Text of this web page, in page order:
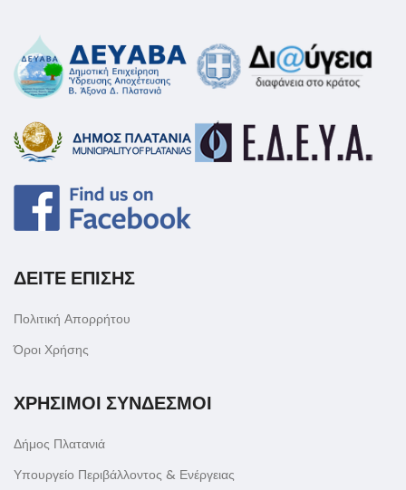
ΔΕΙΤΕ ΕΠΙΣΗΣ
Πολιτική Απορρήτου
Όροι Χρήσης
ΧΡΗΣΙΜΟΙ ΣΥΝΔΕΣΜΟΙ
Δήμος Πλατανιά
Υπουργείο Περιβάλλοντος & Ενέργειας